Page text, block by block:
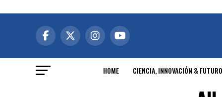
HOME CIENCIA, INNOVACIÓN & FUTURO